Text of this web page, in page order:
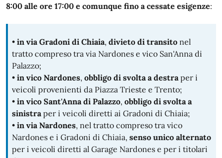
8:00 alle ore 17:00 e comunque fino a cessate esigenze:
• in via Gradoni di Chiaia, divieto di transito nel
tratto compreso tra via Nardones e vico San'Anna di
Palazzo;
• in vico Nardones, obbligo di svolta a destraper i
veicoli provenienti da Piazza Trieste e Trento;
• in vico Sant'Anna di Palazzo, obbligo di svolta a
sinistraper i veicoli diretti ai Gradoni di Chiaia;
• in via Nardones, nel tratto compreso tra vico
Nardones e i Gradoni di Chiaia, senso unico alternato
per i veicoli diretti al Garage Nardones e per i titolari